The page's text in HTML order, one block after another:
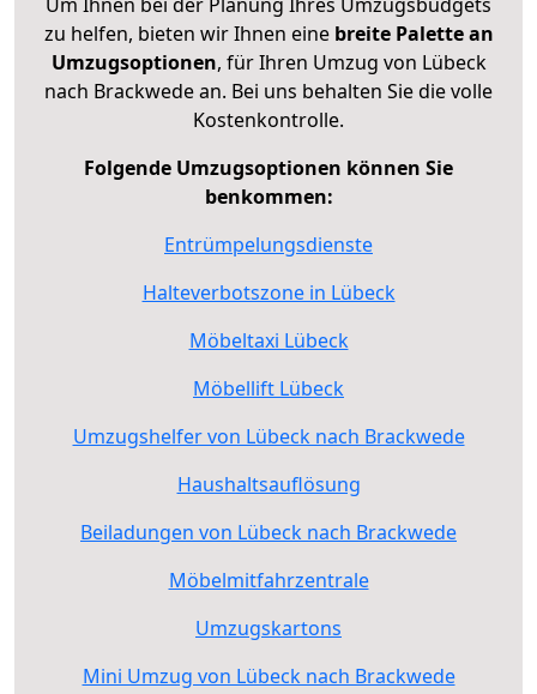
zu helfen, bieten wir Ihnen eine breite Palette an
Umzugsoptionen, für Ihren Umzug von Lübeck
nach Brackwede an. Bei uns behalten Sie die volle
Kostenkontrolle.
Folgende Umzugsoptionen können Sie
benkommen:
Entrümpelungsdienste
Halteverbotszone in Lübeck
Möbeltaxi Lübeck
Möbellift Lübeck
Umzugshelfer von Lübeck nach Brackwede
Haushaltsauflösung
Beiladungen von Lübeck nach Brackwede
Möbelmitfahrzentrale
Umzugskartons
Mini Umzug von Lübeck nach Brackwede